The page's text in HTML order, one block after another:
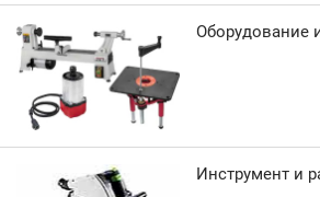
Оборудование
Инструмент и